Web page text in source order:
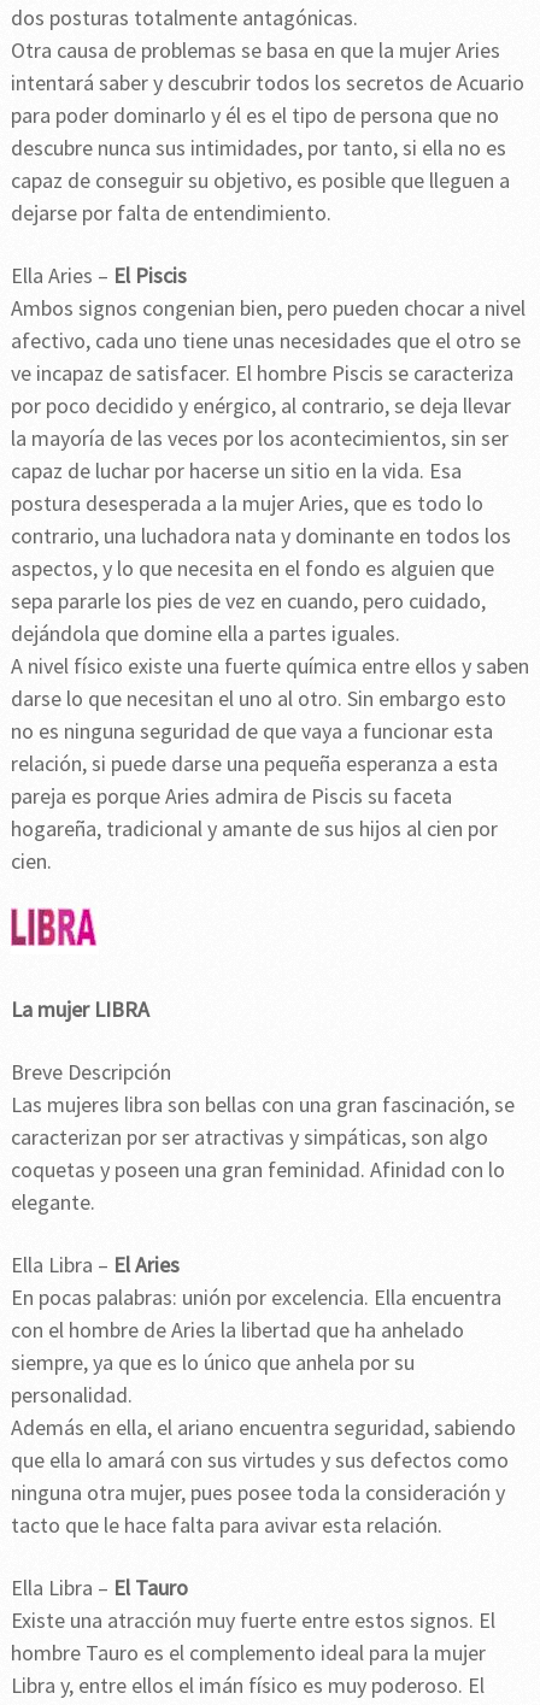
dos posturas totalmente antagónicas.
Otra causa de problemas se basa en que la mujer Aries
intentará saber y descubrir todos los secretos de Acuario
para poder dominarlo y él es el tipo de persona que no
descubre nunca sus intimidades, por tanto, si ella no es
capaz de conseguir su objetivo, es posible que lleguen a
dejarse por falta de entendimiento.
Ella Aries – El Piscis
Ambos signos congenian bien, pero pueden chocar a nivel
afectivo, cada uno tiene unas necesidades que el otro se
ve incapaz de satisfacer. El hombre Piscis se caracteriza
por poco decidido y enérgico, al contrario, se deja llevar
la mayoría de las veces por los acontecimientos, sin ser
capaz de luchar por hacerse un sitio en la vida. Esa
postura desesperada a la mujer Aries, que es todo lo
contrario, una luchadora nata y dominante en todos los
aspectos, y lo que necesita en el fondo es alguien que
sepa pararle los pies de vez en cuando, pero cuidado,
dejándola que domine ella a partes iguales.
A nivel físico existe una fuerte química entre ellos y saben
darse lo que necesitan el uno al otro. Sin embargo esto
no es ninguna seguridad de que vaya a funcionar esta
relación, si puede darse una pequeña esperanza a esta
pareja es porque Aries admira de Piscis su faceta
hogareña, tradicional y amante de sus hijos al cien por
cien.
La mujer LIBRA
Breve Descripción
Las mujeres libra son bellas con una gran fascinación, se
caracterizan por ser atractivas y simpáticas, son algo
coquetas y poseen una gran feminidad. Afinidad con lo
elegante.
Ella Libra – El Aries
En pocas palabras: unión por excelencia. Ella encuentra
con el hombre de Aries la libertad que ha anhelado
siempre, ya que es lo único que anhela por su
personalidad.
Además en ella, el ariano encuentra seguridad, sabiendo
que ella lo amará con sus virtudes y sus defectos como
ninguna otra mujer, pues posee toda la consideración y
tacto que le hace falta para avivar esta relación.
Ella Libra – El Tauro
Existe una atracción muy fuerte entre estos signos. El
hombre Tauro es el complemento ideal para la mujer
Libra y, entre ellos el imán físico es muy poderoso. El